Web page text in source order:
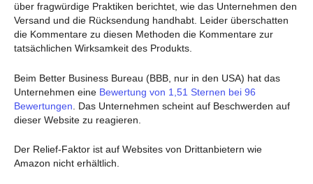
über fragwürdige Praktiken berichtet, wie das Unternehmen den
Versand und die Rücksendung handhabt. Leider überschatten
die Kommentare zu diesen Methoden die Kommentare zur
tatsächlichen Wirksamkeit des Produkts.
Beim Better Business Bureau (BBB, nur in den USA) hat das
Unternehmen eine Bewertung von 1,51 Sternen bei 96
Bewertungen . Das Unternehmen scheint auf Beschwerden auf
dieser Website zu reagieren.
Der Relief-Faktor ist auf Websites von Drittanbietern wie
Amazon nicht erhältlich.